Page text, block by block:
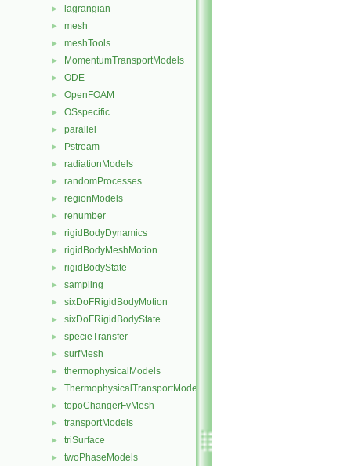
► lagrangian
► mesh
► meshTools
► MomentumTransportModels
► ODE
► OpenFOAM
► OSspecific
► parallel
► Pstream
► radiationModels
► randomProcesses
► regionModels
► renumber
► rigidBodyDynamics
► rigidBodyMeshMotion
► rigidBodyState
► sampling
► sixDoFRigidBodyMotion
► sixDoFRigidBodyState
► specieTransfer
► surfMesh
► thermophysicalModels
► ThermophysicalTransportModels
► topoChangerFvMesh
► transportModels
► triSurface
► twoPhaseModels